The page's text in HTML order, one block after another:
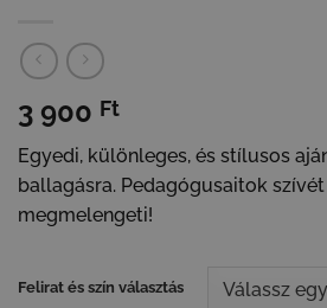
3 900 Ft
Egyedi, különleges, és stílusos
ballagásra. Pedagógusaitok
megmelengeti!
Felirat és szín választás